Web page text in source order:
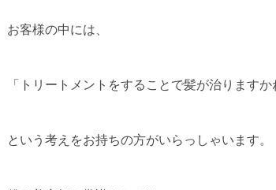
お客様の中には、
「トリートメントをすることで髪が治ります
という考えをお持ちの方がいらっしゃいます。